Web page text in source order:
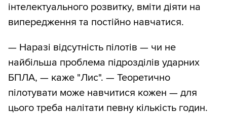
інтелектуального розвитку, вміти діяти на
випередження та постійно навчатися.
— Наразі відсутність пілотів — чи не
найбільша проблема підрозділів ударних
БПЛА, — каже "Лис". — Теоретично
пілотувати може навчитися кожен — для
цього треба налітати певну кількість годин.